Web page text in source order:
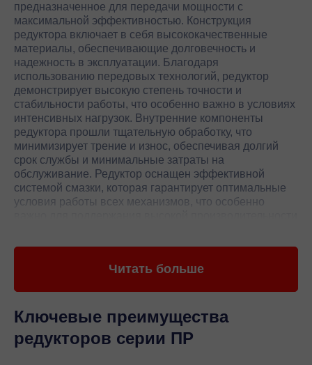
предназначенное для передачи мощности с
максимальной эффективностью. Конструкция
редуктора включает в себя высококачественные
материалы, обеспечивающие долговечность и
надежность в эксплуатации. Благодаря
использованию передовых технологий, редуктор
демонстрирует высокую степень точности и
стабильности работы, что особенно важно в условиях
интенсивных нагрузок. Внутренние компоненты
редуктора прошли тщательную обработку, что
минимизирует трение и износ, обеспечивая долгий
срок службы и минимальные затраты на
обслуживание. Редуктор оснащен эффективной
системой смазки, которая гарантирует оптимальные
условия работы всех механизмов, что особенно
является его способность работать в широком
отраслей. Высокий уровень защиты от пыли и влаги
обеспечивает стабильную работу даже в самых
сложных условиях. Редуктор легко интегрируется в
Читать больше
Ключевые преимущества
редукторов серии ПР